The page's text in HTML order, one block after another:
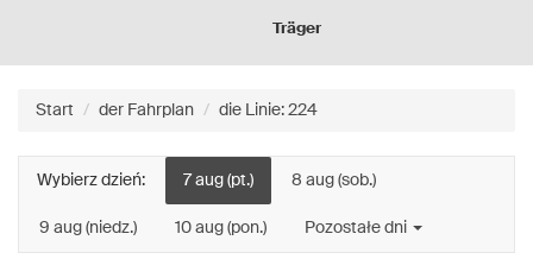
Träger
Start der Fahrplan die Linie: 224
Wybierz dzień: 7 aug (pt.) 8 aug (sob.)
9 aug (niedz.) 10 aug (pon.) Pozostałe dni